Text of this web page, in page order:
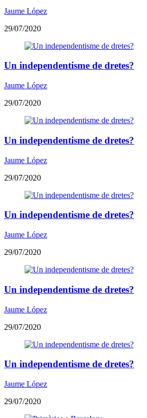
Jaume López
29/07/2020
Un independentisme de dretes?
Jaume López
29/07/2020
Un independentisme de dretes?
Jaume López
29/07/2020
Un independentisme de dretes?
Jaume López
29/07/2020
Un independentisme de dretes?
Jaume López
29/07/2020
Un independentisme de dretes?
Jaume López
29/07/2020